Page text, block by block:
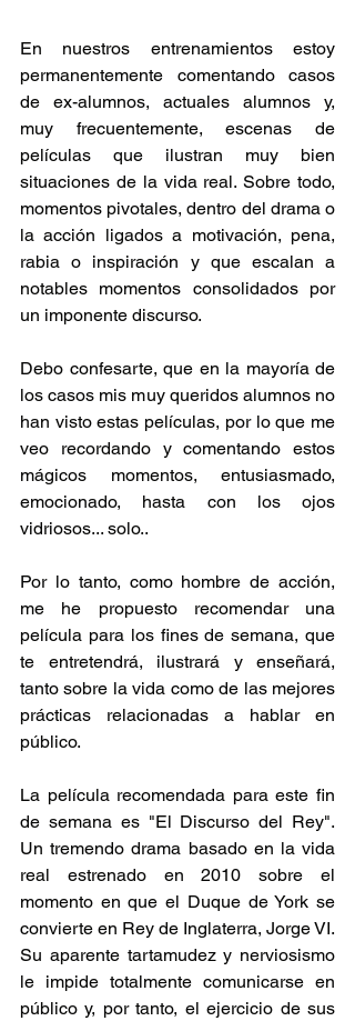
En nuestros entrenamientos estoy
permanentemente comentando casos
de ex-alumnos, actuales alumnos y,
muy frecuentemente, escenas de
películas que ilustran muy bien
situaciones de la vida real. Sobre todo,
momentos pivotales, dentro del drama o
la acción ligados a motivación, pena,
rabia o inspiración y que escalan a
notables momentos consolidados por
un imponente discurso.
Debo confesarte, que en la mayoría de
los casos mis muy queridos alumnos no
han visto estas películas, por lo que me
veo recordando y comentando estos
mágicos momentos, entusiasmado,
emocionado, hasta con los ojos
vidriosos... solo..
Por lo tanto, como hombre de acción,
me he propuesto recomendar una
película para los fines de semana, que
te entretendrá, ilustrará y enseñará,
tanto sobre la vida como de las mejores
prácticas relacionadas a hablar en
público.
La película recomendada para este fin
de semana es "El Discurso del Rey".
Un tremendo drama basado en la vida
real estrenado en 2010 sobre el
momento en que el Duque de York se
convierte en Rey de Inglaterra, Jorge VI.
Su aparente tartamudez y nerviosismo
le impide totalmente comunicarse en
público y, por tanto, el ejercicio de sus